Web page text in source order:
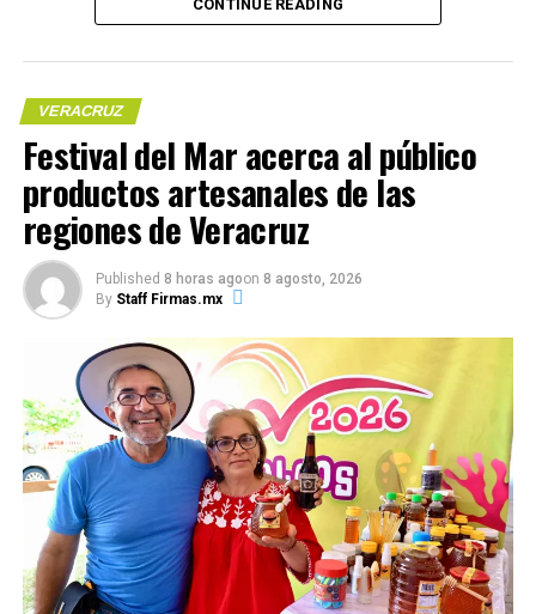
Me gusta esto:
COMPARTE ESTA INFORMACIÓN
RELATED TOPICS:
UP NEXT
49 resoluciones en 24 horas como resultado de
investigaciones ministeriales
Me gusta esto:
COMPARTE ESTA INFORMACIÓN
CONTINUE READING
VERACRUZ
Festival del Mar acerca al público
productos artesanales de las
regiones de Veracruz
Published 8 horas agoon 8 agosto, 2026
By Staff Firmas.mx